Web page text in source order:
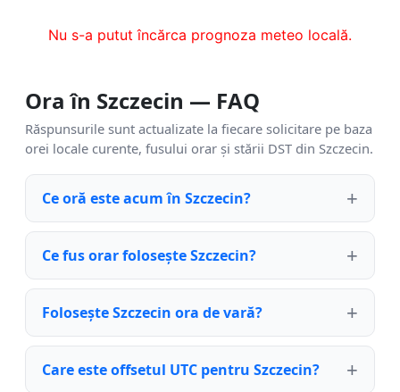
Nu s-a putut încărca prognoza meteo locală.
Ora în Szczecin — FAQ
Răspunsurile sunt actualizate la fiecare solicitare pe baza
orei locale curente, fusului orar și stării DST din Szczecin.
Ce oră este acum în Szczecin?
Ce fus orar folosește Szczecin?
Folosește Szczecin ora de vară?
Care este offsetul UTC pentru Szczecin?